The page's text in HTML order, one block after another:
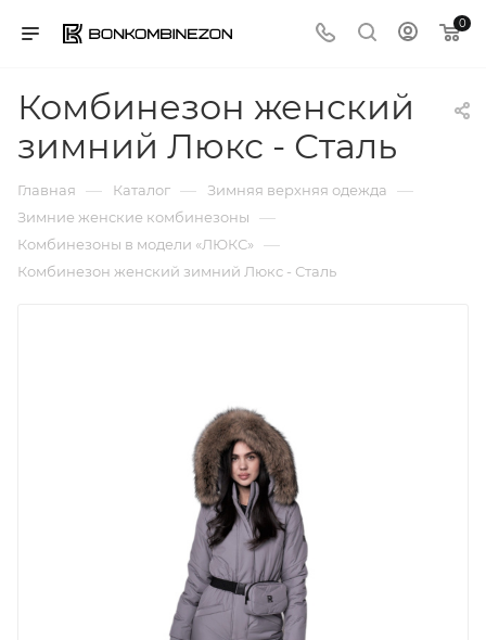
0
Комбинезон женский
зимний Люкс - Сталь
Главная — Каталог — Зимняя верхняя одежда —
Зимние женские комбинезоны —
Комбинезоны в модели «ЛЮКС» —
Комбинезон женский зимний Люкс - Сталь